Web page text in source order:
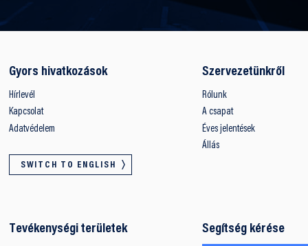
Gyors hivatkozások
Hírlevél
Kapcsolat
Adatvédelem
SWITCH TO ENGLISH
Szervezetünkről
Rólunk
A csapat
Éves jelentések
Állás
Tevékenységi területek Segítség kérése